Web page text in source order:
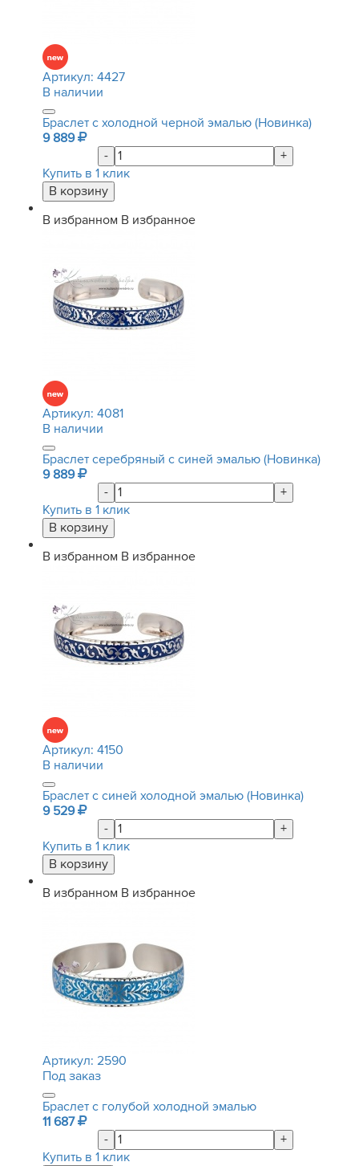
Артикул: 4427
В наличии
Браслет с холодной черной эмалью (Новинка)
9 889
-
+
Купить в 1 клик
В избранном В избранное
Артикул: 4081
В наличии
Браслет серебряный с синей эмалью (Новинка)
9 889
-
+
Купить в 1 клик
В избранном В избранное
Артикул: 4150
В наличии
Браслет с синей холодной эмалью (Новинка)
9 529
-
+
Купить в 1 клик
В избранном В избранное
Артикул: 2590
Под заказ
Браслет с голубой холодной эмалью
11 687
-
+
Купить в 1 клик